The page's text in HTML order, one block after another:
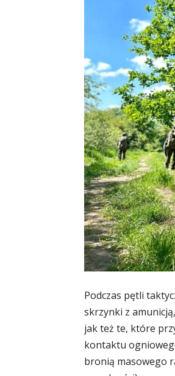
Podczas pętli
skrzynki z
jak też te, które
kontaktu
bronią masowego